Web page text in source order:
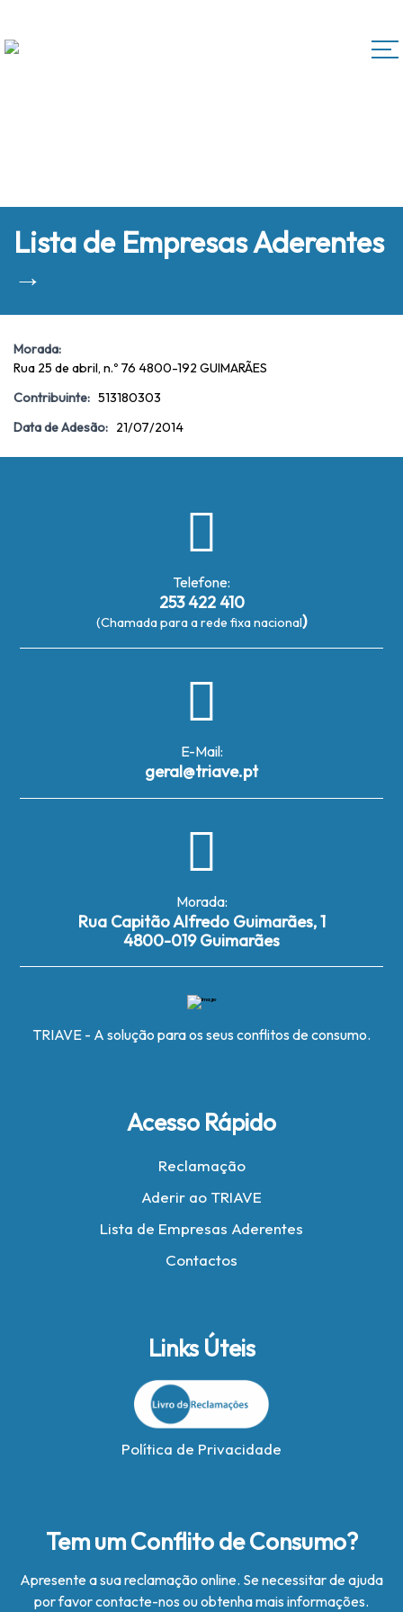
Lista de Empresas Aderentes
→
Morada:
Rua 25 de abril, n.º 76 4800-192 GUIMARÃES
Contribuinte: 513180303
Data de Adesão: 21/07/2014
Telefone:
253 422 410
(Chamada para a rede fixa nacional)
E-Mail:
geral@triave.pt
Morada:
Rua Capitão Alfredo Guimarães, 1
4800-019 Guimarães
TRIAVE - A solução para os seus conflitos de consumo.
Acesso Rápido
Reclamação
Aderir ao TRIAVE
Lista de Empresas Aderentes
Contactos
Links Úteis
Política de Privacidade
Tem um Conflito de Consumo?
Apresente a sua reclamação online. Se necessitar de ajuda
por favor contacte-nos ou obtenha mais informações.